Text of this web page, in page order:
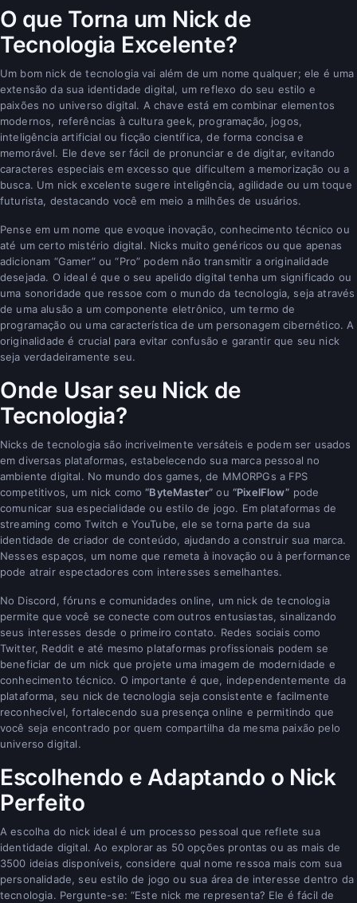
O que Torna um Nick de
Tecnologia Excelente?
Um bom nick de tecnologia vai além de um nome qualquer; ele é uma
extensão da sua identidade digital, um reflexo do seu estilo e
paixões no universo digital. A chave está em combinar elementos
modernos, referências à cultura geek, programação, jogos,
inteligência artificial ou ficção científica, de forma concisa e
memorável. Ele deve ser fácil de pronunciar e de digitar, evitando
caracteres especiais em excesso que dificultem a memorização ou a
busca. Um nick excelente sugere inteligência, agilidade ou um toque
futurista, destacando você em meio a milhões de usuários.
Pense em um nome que evoque inovação, conhecimento técnico ou
até um certo mistério digital. Nicks muito genéricos ou que apenas
adicionam “Gamer” ou “Pro” podem não transmitir a originalidade
desejada. O ideal é que o seu apelido digital tenha um significado ou
uma sonoridade que ressoe com o mundo da tecnologia, seja através
de uma alusão a um componente eletrônico, um termo de
programação ou uma característica de um personagem cibernético. A
originalidade é crucial para evitar confusão e garantir que seu nick
seja verdadeiramente seu.
Onde Usar seu Nick de
Tecnologia?
Nicks de tecnologia são incrivelmente versáteis e podem ser usados
em diversas plataformas, estabelecendo sua marca pessoal no
ambiente digital. No mundo dos games, de MMORPGs a FPS
competitivos, um nick como“ByteMaster” ou “PixelFlow” pode
comunicar sua especialidade ou estilo de jogo. Em plataformas de
streaming como Twitch e YouTube, ele se torna parte da sua
identidade de criador de conteúdo, ajudando a construir sua marca.
Nesses espaços, um nome que remeta à inovação ou à performance
pode atrair espectadores com interesses semelhantes.
No Discord, fóruns e comunidades online, um nick de tecnologia
permite que você se conecte com outros entusiastas, sinalizando
seus interesses desde o primeiro contato. Redes sociais como
Twitter, Reddit e até mesmo plataformas profissionais podem se
beneficiar de um nick que projete uma imagem de modernidade e
conhecimento técnico. O importante é que, independentemente da
plataforma, seu nick de tecnologia seja consistente e facilmente
reconhecível, fortalecendo sua presença online e permitindo que
você seja encontrado por quem compartilha da mesma paixão pelo
universo digital.
Escolhendo e Adaptando o Nick
Perfeito
A escolha do nick ideal é um processo pessoal que reflete sua
identidade digital. Ao explorar as 50 opções prontas ou as mais de
3500 ideias disponíveis, considere qual nome ressoa mais com sua
personalidade, seu estilo de jogo ou sua área de interesse dentro da
tecnologia. Pergunte-se: “Este nick me representa? Ele é fácil de